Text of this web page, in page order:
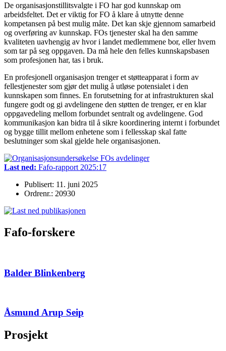
De organisasjonstillitsvalgte i FO har god kunnskap om
arbeidsfeltet. Det er viktig for FO å klare å utnytte denne
kompetansen på best mulig måte. Det kan skje gjennom samarbeid
og overføring av kunnskap. FOs tjenester skal ha den samme
kvaliteten uavhengig av hvor i landet medlemmene bor, eller hvem
som tar på seg oppgaven. Da må hele den felles kunnskapsbasen
som profesjonen har, tas i bruk.
En profesjonell organisasjon trenger et støtteapparat i form av
fellestjenester som gjør det mulig å utløse potensialet i den
kunnskapen som finnes. En forutsetning for at infrastrukturen skal
fungere godt og gi avdelingene den støtten de trenger, er en klar
oppgavedeling mellom forbundet sentralt og avdelingene. God
kommunikasjon kan bidra til å sikre koordinering internt i forbundet
og bygge tillit mellom enhetene som i fellesskap skal fatte
beslutninger som skal gjelde hele organisasjonen.
Last ned: Fafo-rapport 2025:17
Publisert: 11. juni 2025
Ordrenr.: 20930
Fafo-forskere
Balder Blinkenberg
Åsmund Arup Seip
Prosjekt